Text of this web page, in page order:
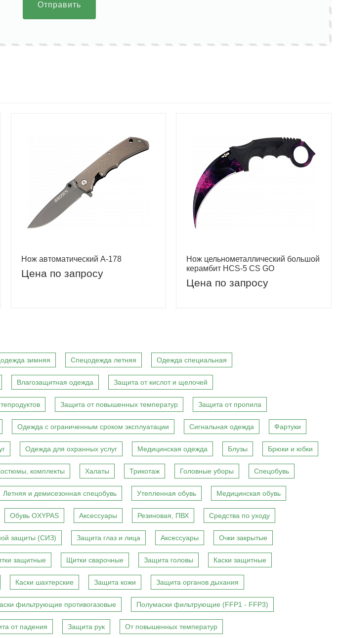
Отправить
Нож автоматический A-178
Цена по запросу
Нож цельнометаллический большой
керамбит HCS-5 CS GO
Цена по запросу
зимняя Спецодежда летняя Одежда специальная
Влагозащитная одежда Защита от кислот и щелочей
Защита от повышенных температур Защита от пропила
Одежда с ограниченным сроком эксплуатации Сигнальная одежда Фартуки
Одежда для охранных услуг Медицинская одежда Блузы Брюки и юбки
комплекты Халаты Трикотаж Головные уборы Спецобувь
Летняя и демисезонная спецобувь Утепленная обувь Медицинская обувь
Обувь OXYPAS Аксессуары Резиновая, ПВХ Средства по уходу
защиты (СИЗ) Защита глаз и лица Аксессуары Очки закрытые
защитные Щитки сварочные Защита головы Каски защитные
Каски шахтерские Защита кожи Защита органов дыхания
фильтрующие противогазовые Полумаски фильтрующие (FFP1 - FFP3)
от падения Защита рук От повышенных температур